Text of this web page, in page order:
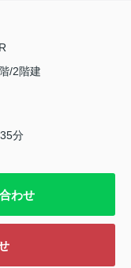
/2階建
分
わせ